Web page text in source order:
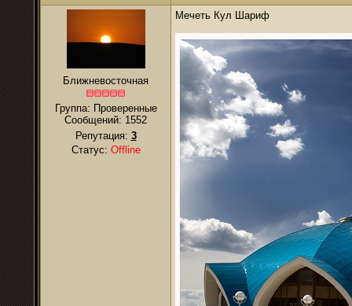
Ближневосточная
Группа: Проверенные
Сообщений: 1552
Репутация: 3
Статус: Offline
Мечеть Кул Шариф